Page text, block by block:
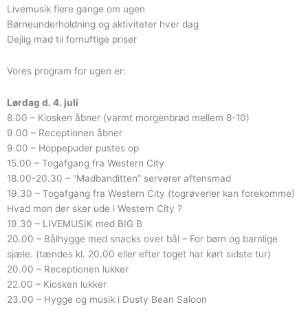
Livemusik flere gange om ugen
Børneunderholdning og aktiviteter hver dag
Dejlig mad til fornuftige priser
Vores program for ugen er:
Lørdag d. 4. juli
8.00 – Kiosken åbner (varmt morgenbrød mellem 8-10)
9.00 – Receptionen åbner
9.00 – Hoppepuder pustes op
15.00 – Togafgang fra Western City
18.00-20.30 – “Madbanditten” serverer aftensmad
19.30 – Togafgang fra Western City (togrøverier kan forekomme)
Hvad mon der sker ude i Western City ?
19.30 – LIVEMUSIK med BIG B
20.00 – Bålhygge med snacks over bål – For børn og barnlige
sjæle. (tændes kl. 20.00 eller efter toget har kørt sidste tur)
20.00 – Receptionen lukker
22.00 – Kiosken lukker
23.00 – Hygge og musik i Dusty Bean Saloon